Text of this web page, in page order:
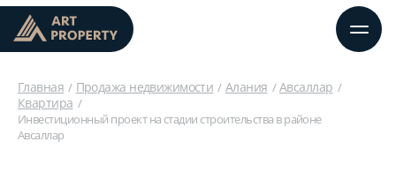
Главная Продажа недвижимости Алания
Авсаллар
Квартира
Инвестиционный проект на стадии строительства в районе
Авсаллар